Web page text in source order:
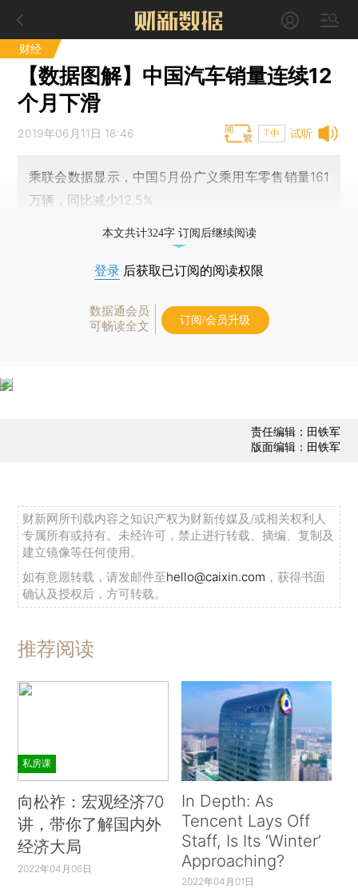
财经
【数据图解】中国汽车销量连续12
个月下滑
试听
2019年06月11日 18:46 T中
乘联会数据显示，中国5月份广义乘用车零售销量161
万辆，同比减少12.5%
本文共计324字 订阅后继续阅读
登录 后获取已订阅的阅读权限
数据通会员
可畅读全文
订阅/会员升级
责任编辑：田铁军
版面编辑：田铁军
财新网所刊载内容之知识产权为财新传媒及/或相关权利人
专属所有或持有。未经许可，禁止进行转载、摘编、复制及
建立镜像等任何使用。
如有意愿转载，请发邮件至hello@caixin.com ，获得书面
确认及授权后，方可转载。
推荐阅读
私房课
向松祚：宏观经济70
讲，带你了解国内外
经济大局
2022年04月06日
In Depth: As
Tencent Lays Off
Staff, Is Its ‘Winter’
Approaching?
2022年04月01日